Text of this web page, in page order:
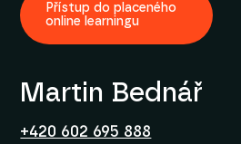
Přístup do placeného
online learningu
Martin Bednář
+420 602 695 888